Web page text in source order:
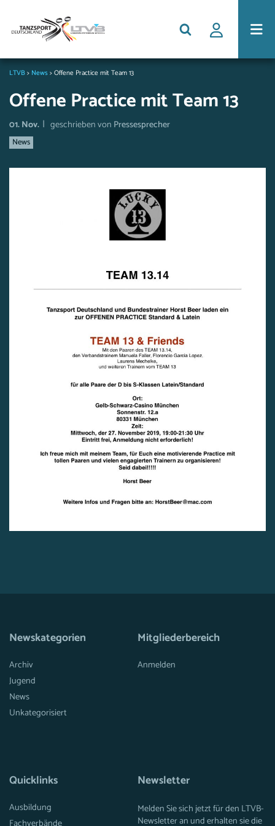
LTVB> News>Offene Practice mit Team 13
Offene Practice mit Team 13
01. Nov. | geschrieben von Pressesprecher
News
Newskategorien
Archiv
Jugend
News
Unkategorisiert
Mitgliederbereich
Anmelden
Quicklinks
Ausbildung
Newsletter
Melden Sie sich jetzt für den LTVB-
Newsletter an und erhalten sie die